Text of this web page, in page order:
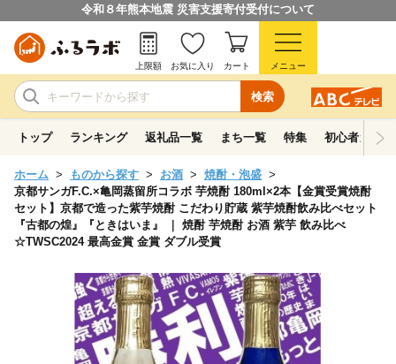
令和８年熊本地震 災害支援寄付受付について
検索
上限額 お気に入り カート メニュー
トップ ランキング 返礼品一覧 まち一覧 特集 初心者ガイド
ホーム ものから探す お酒
焼酎・泡盛
京都サンガF.C.×亀岡蒸留所コラボ 芋焼酎 180ml×2本【金賞受賞焼酎
セット】京都で造った紫芋焼酎 こだわり貯蔵 紫芋焼酎飲み比べセット
『古都の煌』『ときはいま』 ｜ 焼酎 芋焼酎 お酒 紫芋 飲み比べ
☆TWSC2024 最高金賞 金賞 ダブル受賞